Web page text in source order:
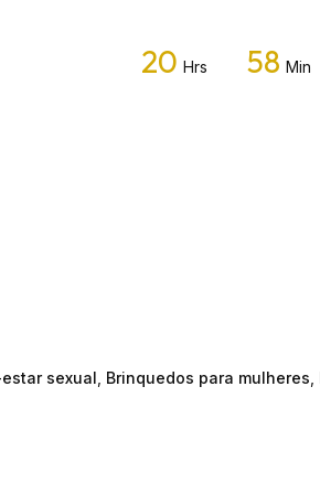
20 Hrs 58 Min
sexual Brinquedos para mulheres